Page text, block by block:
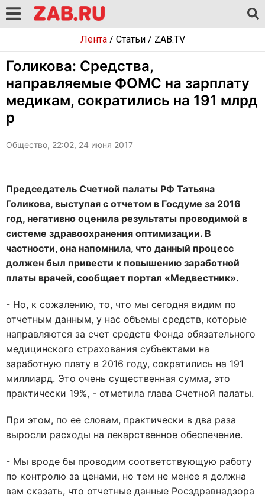
Лента/ Статьи/ ZAB.TV
Голикова: Средства,
направляемые ФОМС на зарплату
медикам, сократились на 191 млрд
р
Общество, 22:02, 24 июня 2017
Председатель Счетной палаты РФ Татьяна
Голикова, выступая с отчетом в Госдуме за 2016
год, негативно оценила результаты проводимой в
системе здравоохранения оптимизации. В
частности, она напомнила, что данный процесс
должен был привести к повышению заработной
платы врачей, сообщает портал «Медвестник».
- Но, к сожалению, то, что мы сегодня видим по
отчетным данным, у нас объемы средств, которые
направляются за счет средств Фонда обязательного
медицинского страхования субъектами на
заработную плату в 2016 году, сократились на 191
миллиард. Это очень существенная сумма, это
практически 19%, - отметила глава Счетной палаты.
При этом, по ее словам, практически в два раза
выросли расходы на лекарственное обеспечение.
- Мы вроде бы проводим соответствующую работу
по контролю за ценами, но тем не менее я должна
вам сказать, что отчетные данные Росздравнадзора